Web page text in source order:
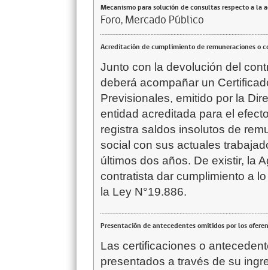
Mecanismo para solución de consultas respecto a la
Foro, Mercado Público
Acreditación de cumplimiento de remuneraciones o
Junto con la devolución del
deberá acompañar un
Previsionales, emitido por la
entidad acreditada para el
registra saldos insolutos de
social con sus actuales
últimos dos años. De existir, la
contratista dar cumplimiento a
la Ley N°19.886.
Presentación de antecedentes omitidos por los
Las certificaciones o
presentados a través de su